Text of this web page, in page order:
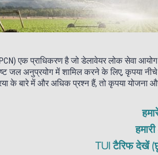
एक प्राधिकरण है जो डेलावेयर लोक सेवा आयोग
जल अनुप्रयोग में शामिल करने के लिए, कृपया
के बारे में और अधिक प्रश्न हैं, तो कृपया योजना
TUI टैरिफ देखें